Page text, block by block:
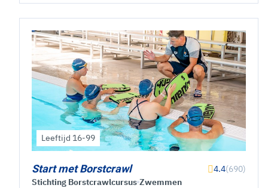
Leeftijd 16-99
Start met Borstcrawl 4.4(690)
Stichting Borstcrawlcursus Zwemmen